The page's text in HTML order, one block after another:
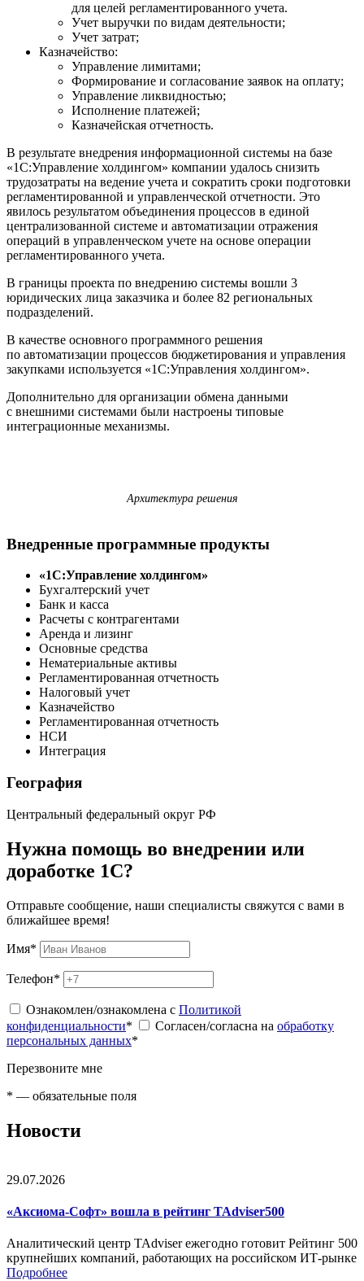
для целей регламентированного учета.
Учет выручки по видам деятельности;
Учет затрат;
Казначейство:
Управление лимитами;
Формирование и согласование заявок на оплату;
Управление ликвидностью;
Исполнение платежей;
Казначейская отчетность.
В результате внедрения информационной системы на базе
«1С:Управление холдингом» компании удалось снизить
трудозатраты на ведение учета и сократить сроки подготовки
регламентированной и управленческой отчетности. Это
явилось результатом объединения процессов в единой
централизованной системе и автоматизации отражения
операций в управленческом учете на основе операции
регламентированного учета.
В границы проекта по внедрению системы вошли 3
юридических лица заказчика и более 82 региональных
подразделений.
В качестве основного программного решения
по автоматизации процессов бюджетирования и управления
закупками используется «1С:Управления холдингом».
Дополнительно для организации обмена данными
с внешними системами были настроены типовые
интеграционные механизмы.
Архитектура решения
Внедренные программные продукты
«1С:Управление холдингом»
Бухгалтерский учет
Банк и касса
Расчеты с контрагентами
Аренда и лизинг
Основные средства
Нематериальные активы
Регламентированная отчетность
Налоговый учет
Казначейство
Регламентированная отчетность
НСИ
Интеграция
География
Центральный федеральный округ РФ
Нужна помощь во внедрении или
доработке 1С?
Отправьте сообщение, наши специалисты свяжутся с вами в
ближайшее время!
Имя*
Телефон*
Ознакомлен/ознакомлена с Политикой
конфиденциальности* Согласен/согласна на обработку
персональных данных*
Перезвоните мне
* — обязательные поля
Новости
29.07.2026
«Аксиома-Софт» вошла в рейтинг TAdviser500
Аналитический центр TAdviser ежегодно готовит Рейтинг 500
крупнейших компаний, работающих на российском ИТ-рынке
Подробнее